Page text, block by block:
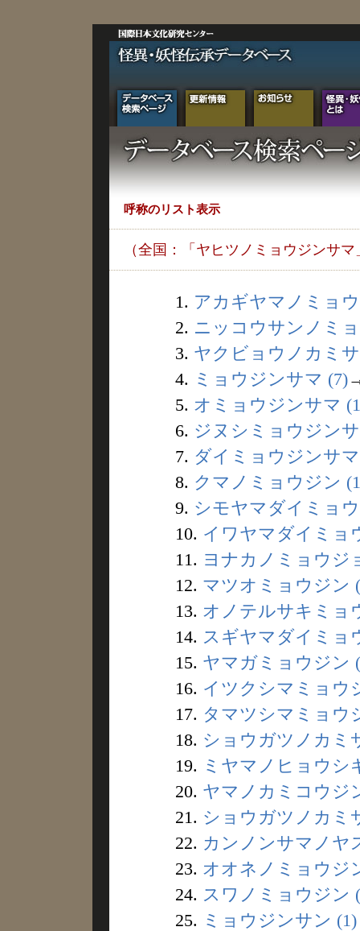
呼称のリスト表示
（全国：「ヤヒツノミョウジンサ
1. アカギヤマノミョ
2. ニッコウサンノミ
3. ヤクビョウノカミ
4. ミョウジンサマ (7)
5. オミョウジンサマ
6. ジヌシミョウジン
7. ダイミョウジンサ
8. クマノミョウジン
9. シモヤマダイミョ
10. イワヤマダイミョ
11. ヨナカノミョウジ
12. マツオミョウジン
13. オノテルサキミョ
14. スギヤマダイミョ
15. ヤマガミョウジン
16. イツクシマミョウ
17. タマツシマミョウ
18. ショウガツノカミ
19. ミヤマノヒョウシ
20. ヤマノカミコウジ
21. ショウガツノカミ
22. カンノンサマノヤ
23. オオネノミョウジ
24. スワノミョウジン
25. ミョウジンサン (1)